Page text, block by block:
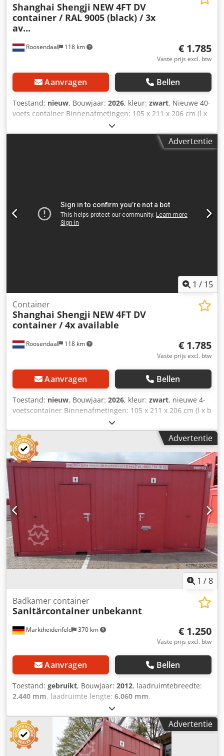
Roosendaal 118 km
Shanghai Shengji NEW 4FT DV
container / RAL 9005 (black) / 3x
av...
€ 1.785
Vaste prijs excl. btw
Aanvragen Bellen
Toestand: nieuw, Bouwjaar: 2026, kleur: zwart, Nieuwe 40-
voets container Binnenafmetingen: 105 x 211 x 206 cm (l x
b x h) = 4,60 m³ Zwart (RAL 9005) nog slechts 3 stuks
beschikbaar = Verdere informatie = Algemene informatie
Bouwjaar: maart 2026 Modeljaar: 2026 Afmetingen
Dcsdpfx Anezqd A Ujujk Verdere informatie Neem contact
op met Arne Honingh voor meer informatie.
Advertentie
1 / 15
Roosendaal 118 km
Container
Shanghai Shengji NEW 4FT DV
container / 4x available
€ 1.785
Vaste prijs excl. btw
Aanvragen Bellen
Toestand: nieuw, Bouwjaar: 2026, kleur: zwart, nieuwe 4-
voetscontainer Binnenafmetingen: 105 x 211 x 206 cm (l x b
x h) = 4,60 m³ 4 stuks beschikbaar (3x zwart + 1x antraciet)
= Aanvullende informatie = Algemene informatie Bouwjaar:
maart 2026 Dcjdpszn Uqkofx Anujk Modeljaar: 2026
Afmetingen Afmetingen (l x b x h): 120 x 220 x 226 cm
Gewichten Ledig gewicht: 670 kg Laadvermogen: 2.330 kg
Maximaal toegestaan gewicht: 3.000 kg Staat Algemene
staat: zeer goed Technische staat: zeer goed Optische
staat: zeer goed Productveiligheid Fabrikant: Shanghai
Shengji
Advertentie
1 /8
Marktheidenfeld 370 km
Badkamer container
Sanitärcontainer unbekannt
€ 1.250
Vaste prijs excl. btw
Aanvragen Bellen
Toestand: gebruikt, Bouwjaar: 2012, laadruimtebreedte:
2.440 mm, laadruimte lengte: 6.060 mm,
2.800 mm, Doel: goederentransport
Algemene staat: gemiddeld Technische staat: gemiddeld
Optische staat: gemiddeld Neem contact op met Christian
Theißen voor meer informatie. Fabrikant: onbekend Type:
toiletcontainer Bouwjaar: 2012 Producttype: gebruikt
Advertentie